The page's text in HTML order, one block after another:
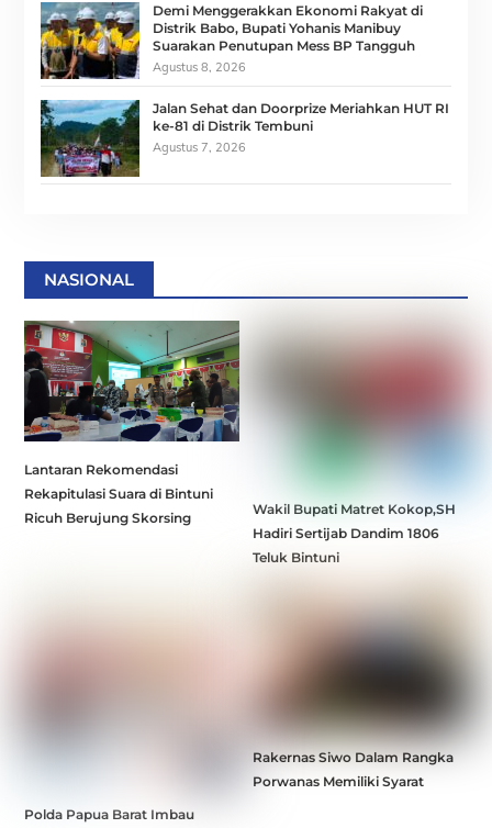
Demi Menggerakkan Ekonomi Rakyat di
Distrik Babo, Bupati Yohanis Manibuy
Suarakan Penutupan Mess BP Tangguh
Agustus 8, 2026
Jalan Sehat dan Doorprize Meriahkan HUT RI
ke-81 di Distrik Tembuni
Agustus 7, 2026
NASIONAL
Lantaran Rekomendasi
Rekapitulasi Suara di Bintuni
Ricuh Berujung Skorsing
Wakil Bupati Matret Kokop,SH
Hadiri Sertijab Dandim 1806
Teluk Bintuni
Polda Papua Barat Imbau
Rakernas Siwo Dalam Rangka
Porwanas Memiliki Syarat